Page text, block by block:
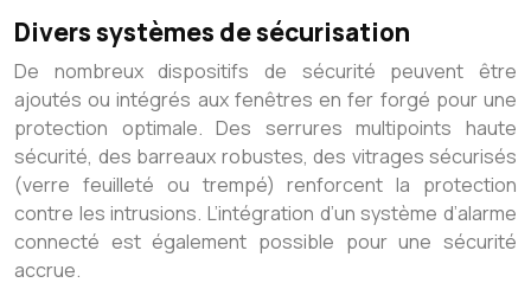
Divers systèmes de sécurisation
De nombreux dispositifs de sécurité peuvent être
ajoutés ou intégrés aux fenêtres en fer forgé pour une
protection optimale. Des serrures multipoints haute
sécurité, des barreaux robustes, des vitrages sécurisés
(verre feuilleté ou trempé) renforcent la protection
contre les intrusions. L’intégration d’un système d’alarme
connecté est également possible pour une sécurité
accrue.